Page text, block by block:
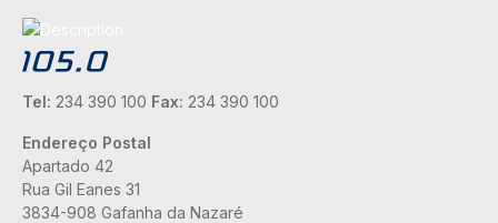
Tel: 234 390 100 Fax: 234 390 100
Endereço Postal
Apartado 42
Rua Gil Eanes 31
3834-908 Gafanha da Nazaré